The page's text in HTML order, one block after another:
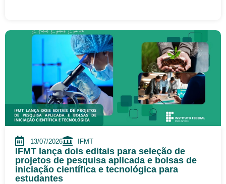
13/07/2026 IFMT
IFMT lança dois editais para seleção de
projetos de pesquisa aplicada e bolsas de
iniciação científica e tecnológica para
estudantes